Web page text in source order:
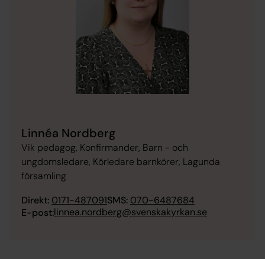
Linnéa Nordberg
Vik pedagog, Konfirmander, Barn - och
ungdomsledare, Körledare barnkörer, Lagunda
församling
Direkt: 0171-487091SMS: 070-6487684
E-post:linnea.nordberg@svenskakyrkan.se